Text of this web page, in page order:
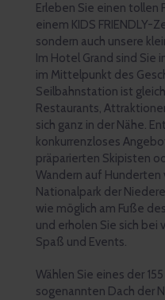
Erleben Sie einen tollen
einem KIDS FRIENDLY-
sondern auch unsere
Im Hotel Grand sind Sie
im Mittelpunkt des
Seilbahnstation ist
Restaurants,
sich ganz in der Nähe.
konkurrenzloses
präparierten Skipisten
Wandern auf Hunderten
Nationalpark der
wie möglich am Fuße
und erholen Sie sich
Spaß und Events.
Wählen Sie eines der
sogenannten Dach der